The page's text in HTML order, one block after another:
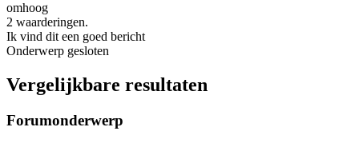
omhoog
2 waarderingen.
Ik vind dit een goed bericht
Onderwerp gesloten
Vergelijkbare resultaten
Forumonderwerp